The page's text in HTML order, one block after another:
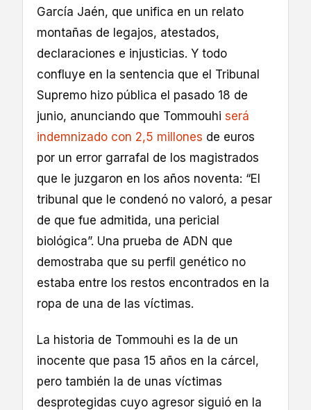
García Jaén, que unifica en un relato
montañas de legajos, atestados,
declaraciones e injusticias. Y todo
confluye en la sentencia que el Tribunal
Supremo hizo pública el pasado 18 de
junio, anunciando que Tommouhi será
indemnizado con 2,5 millones de euros
por un error garrafal de los magistrados
que le juzgaron en los años noventa: “El
tribunal que le condenó no valoró, a pesar
de que fue admitida, una pericial
biológica”. Una prueba de ADN que
demostraba que su perfil genético no
estaba entre los restos encontrados en la
ropa de una de las víctimas.
La historia de Tommouhi es la de un
inocente que pasa 15 años en la cárcel,
pero también la de unas víctimas
desprotegidas cuyo agresor siguió en la